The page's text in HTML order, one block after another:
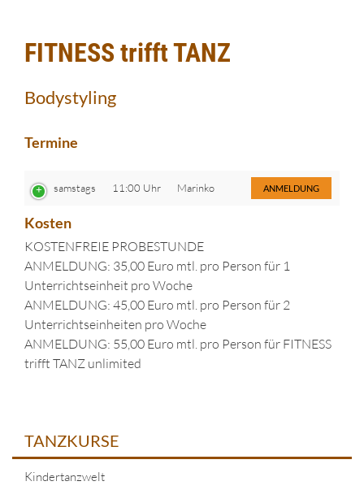
FITNESS trifft TANZ
Bodystyling
Termine
samstags 11:00 Uhr Marinko ANMELDUNG
Kosten
KOSTENFREIE PROBESTUNDE
ANMELDUNG: 35,00 Euro mtl. pro Person für 1
Unterrichtseinheit pro Woche
ANMELDUNG: 45,00 Euro mtl. pro Person für 2
Unterrichtseinheiten pro Woche
ANMELDUNG: 55,00 Euro mtl. pro Person für FITNESS
trifft TANZ unlimited
TANZKURSE
Kindertanzwelt